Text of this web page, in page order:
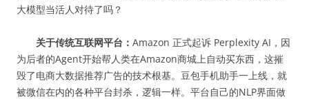
大模型当活人对待了吗？
关于传统互联网平台： Amazon 正式起诉 Perplexity AI，因
为后者的Agent开始帮人类在Amazon商城上自动买东西，这摧
毁了电商大数据推荐广告的技术根基。豆包手机助手一上线，就
被微信在内的各种平台封杀，逻辑一样。平台自己的NLP界面做